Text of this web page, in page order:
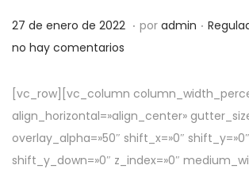
P
u
l
i
c
a
27 de enero de 2022 5
a
b
r
i
. por admin . P
l
i
c
a
no hay comentarios
[vc_row][vc_column
align_horizontal=»align_center»
overlay_alpha=»50″ shift_x=»0″ shift_y=»0″
shift_y_down=»0″ z_index=»0″